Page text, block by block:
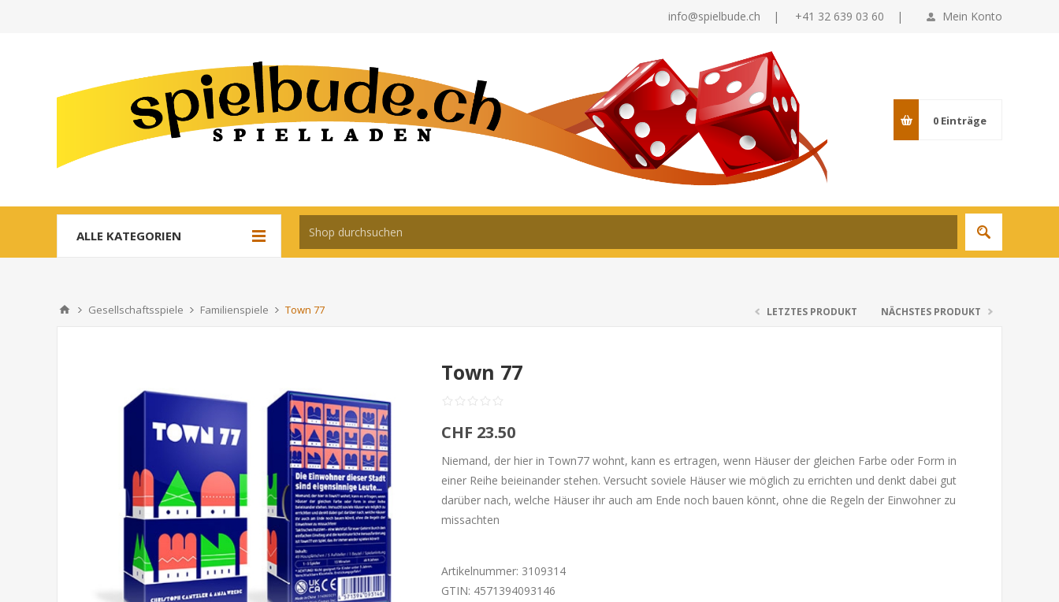
Mein Konto
info@spielbude.ch | +41 32 639 03 60 |
0 Einträge
ALLE KATEGORIEN
Gesellschaftsspiele Familienspiele Town 77 LETZTES PRODUKT NÄCHSTES PRODUKT
Town 77
CHF 23.50
Niemand, der hier in Town77 wohnt, kann es ertragen, wenn Häuser der gleichen Farbe oder Form in
einer Reihe beieinander stehen. Versucht soviele Häuser wie möglich zu errichten und denkt dabei gut
darüber nach, welche Häuser ihr auch am Ende noch bauen könnt, ohne die Regeln der Einwohner zu
missachten
Artikelnummer: 3109314
GTIN: 4571394093146